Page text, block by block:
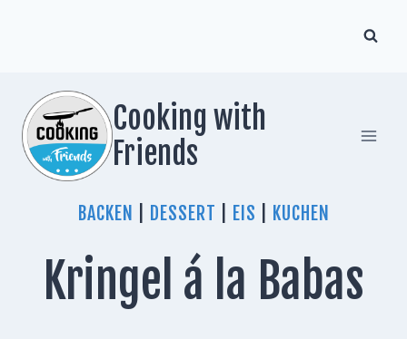
Cooking with
Friends
BACKEN DESSERT EIS KUCHEN
Kringel á la Babas